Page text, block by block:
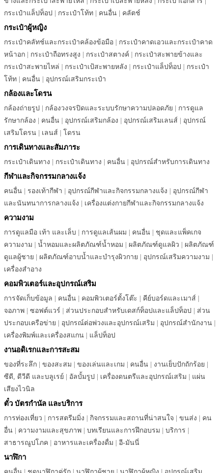
กระเป๋าแล็ปท็อป | กระเป๋าโท้ท | คนอื่น | คลัตช์
กระเป๋าผู้หญิง
กระเป๋าคลัทช์และกระเป๋าคล้องข้อมือ | กระเป๋าคาดเอวและกระเป๋าคาด
หน้าอก | กระเป๋าถือทรงสูง | กระเป๋าสตางค์ | กระเป๋าสะพายข้างและ
กระเป๋าสะพายไหล่ | กระเป๋าเป้สะพายหลัง | กระเป๋าแล็ปท็อป | กระเป๋า
โท้ท | คนอื่น | อุปกรณ์เสริมกระเป๋า
กล้องและโดรน
กล้องถ่ายรูป | กล้องวงจรปิดและระบบรักษาความปลอดภัย | การดูแล
รักษากล้อง | คนอื่น | อุปกรณ์เสริมกล้อง | อุปกรณ์เสริมเลนส์ | อุปกรณ์
เสริมโดรน | เลนส์ | โดรน
การเดินทางและสัมภาระ
กระเป๋าเดินทาง | กระเป๋าเดินทาง | คนอื่น | อุปกรณ์สำหรับการเดินทาง
กีฬาและกิจกรรมกลางแจ้ง
คนอื่น | รองเท้ากีฬา | อุปกรณ์กีฬาและกิจกรรมกลางแจ้ง | อุปกรณ์กีฬา
และนันทนาการกลางแจ้ง | เครื่องแต่งกายกีฬาและกิจกรรมกลางแจ้ง
ความงาม
การดูแลมือ เท้า และเล็บ | การดูแลเส้นผม | คนอื่น | ชุดและแพ็คเกจ
ความงาม | น้ำหอมและผลิตภัณฑ์น้ำหอม | ผลิตภัณฑ์ดูแลผิว | ผลิตภัณฑ์
ดูแลผู้ชาย | ผลิตภัณฑ์อาบน้ำและบำรุงผิวกาย | อุปกรณ์เสริมความงาม |
เครื่องสำอาง
คอมพิวเตอร์และอุปกรณ์เสริม
การจัดเก็บข้อมูล | คนอื่น | คอมพิวเตอร์ตั้งโต๊ะ | คีย์บอร์ดและเมาส์ |
จอภาพ | ซอฟต์แวร์ | ส่วนประกอบสำหรับเดสก์ท็อปและแล็ปท็อป | ส่วน
ประกอบเครือข่าย | อุปกรณ์ต่อพ่วงและอุปกรณ์เสริม | อุปกรณ์สำนักงาน |
เครื่องพิมพ์และเครื่องสแกน | แล็ปท็อป
งานอดิเรกและการสะสม
ของที่ระลึก | ของสะสม | ของเล่นและเกม | คนอื่น | งานเย็บปักถักร้อย |
ซีดี, ดีวีดี และบลูเรย์ | อัลบั้มรูป | เครื่องดนตรีและอุปกรณ์เสริม | แผ่น
เสียงไวนิล
ตั๋ว บัตรกำนัล และบริการ
การท่องเที่ยว | การสตรีมมิ่ง | กิจกรรมและสถานที่น่าสนใจ | ขนส่ง | คน
อื่น | ความงามและสุขภาพ | บทเรียนและการฝึกอบรม | บริการ |
สาธารณูปโภค | อาหารและเครื่องดื่ม | อี-มันนี่
นาฬิกา